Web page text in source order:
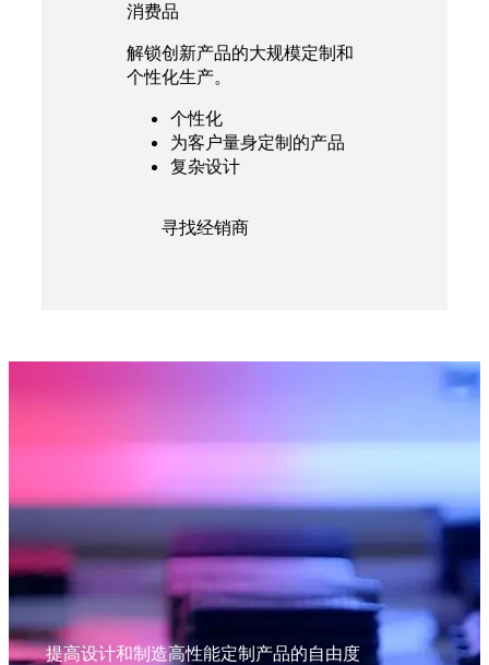
消费品
解锁创新产品的大规模定制和
个性化生产。
个性化
为客户量身定制的产品
复杂设计
寻找经销商
提高设计和制造高性能定制产品的自由度